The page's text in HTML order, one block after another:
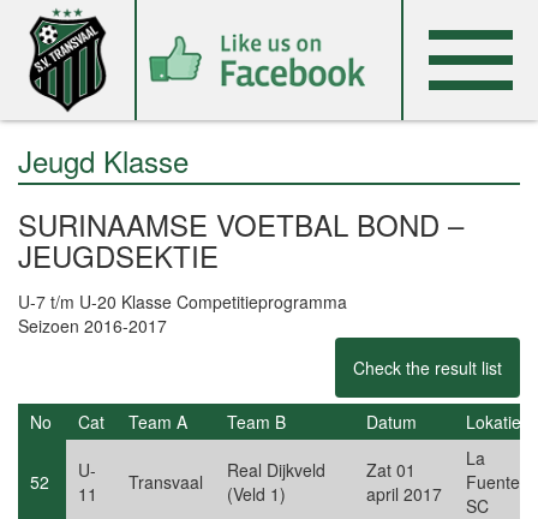
Jeugd Klasse
SURINAAMSE VOETBAL BOND –
JEUGDSEKTIE
U-7 t/m U-20 Klasse Competitieprogramma
Seizoen 2016-2017
Check the result list
No Cat Team A Team B Datum Lokatie
52
U-
11
Transvaal
Real Dijkveld
(Veld 1)
Zat 01
april 2017
La
Fuente
SC